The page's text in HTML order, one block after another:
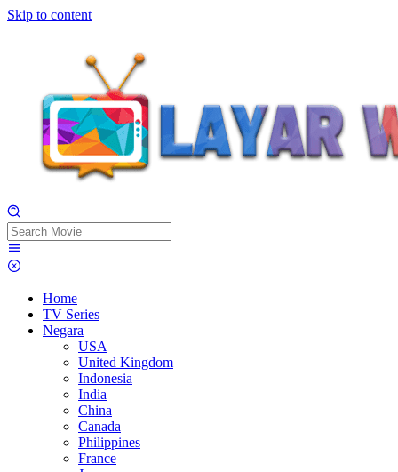
Skip to content
Home
TV Series
Negara
USA
United Kingdom
Indonesia
India
China
Canada
Philippines
France